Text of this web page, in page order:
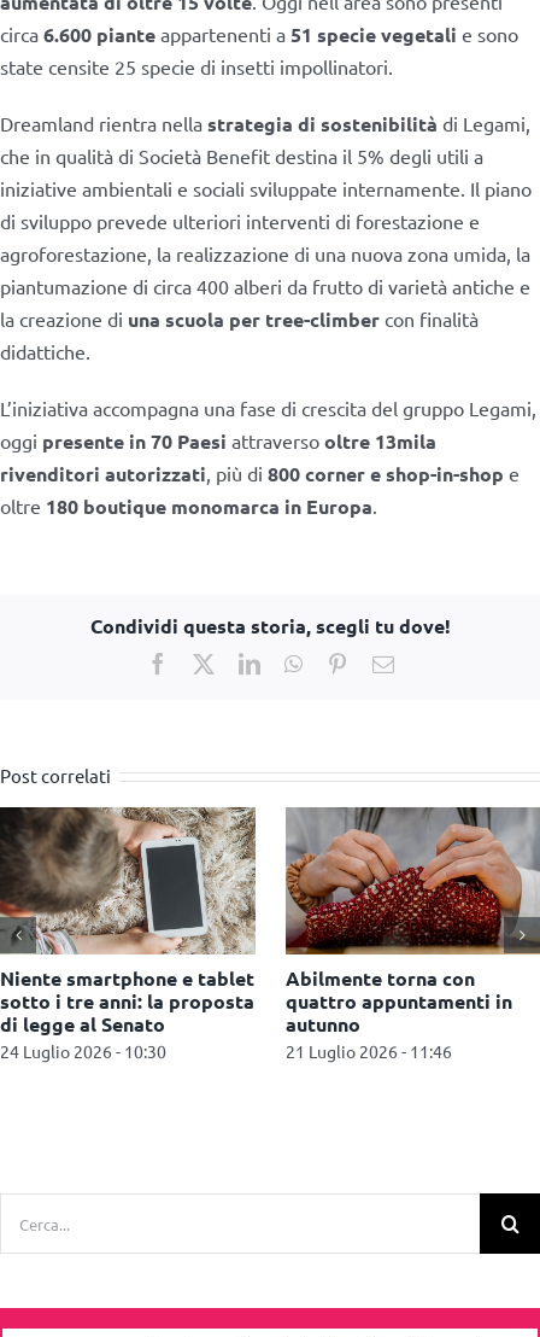
circa 6.600 piante appartenenti a 51 specie vegetali e sono
state censite 25 specie di insetti impollinatori.
Dreamland rientra nella strategia di sostenibilità di Legami,
che in qualità di Società Benefit destina il 5% degli utili a
iniziative ambientali e sociali sviluppate internamente. Il piano
di sviluppo prevede ulteriori interventi di forestazione e
agroforestazione, la realizzazione di una nuova zona umida, la
piantumazione di circa 400 alberi da frutto di varietà antiche e
la creazione di una scuola per tree-climber con finalità
didattiche.
L’iniziativa accompagna una fase di crescita del gruppo Legami,
oggi presente in 70 Paesi attraverso oltre 13mila
rivenditori autorizzati, più di 800 corner e shop-in-shop e
oltre 180 boutique monomarca in Europa.
Condividi questa storia, scegli tu dove!
Facebook
X LinkedInWhatsApp
PinterestEmail
Post correlati
Niente smartphone e tablet
sotto i tre anni: la proposta
di legge al Senato
24 Luglio 2026 - 10:30
Abilmente torna con
quattro appuntamenti in
autunno
21 Luglio 2026 - 11:46